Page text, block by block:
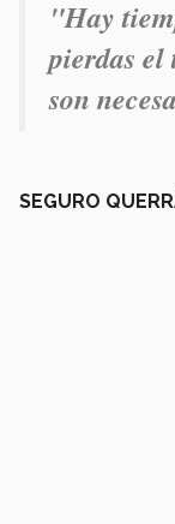
"Hay
pierdas el
son
SEGURO